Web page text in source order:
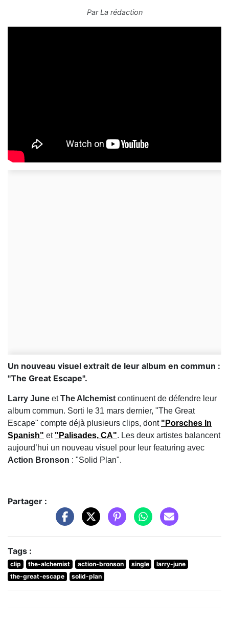
ParLa rédaction
Un nouveau visuel extrait de leur album en commun :
"The Great Escape".
Larry June etThe Alchemist continuent de défendre leur
album commun. Sorti le 31 mars dernier, "The Great
Escape" compte déjà plusieurs clips, dont "Porsches In
Spanish" et "Palisades, CA". Les deux artistes balancent
aujourd’hui un nouveau visuel pour leur featuring avec
Action Bronson : "Solid Plan".
Partager :
Tags :
clip the-alchemist action-bronson single
larry-june
the-great-escape
solid-plan